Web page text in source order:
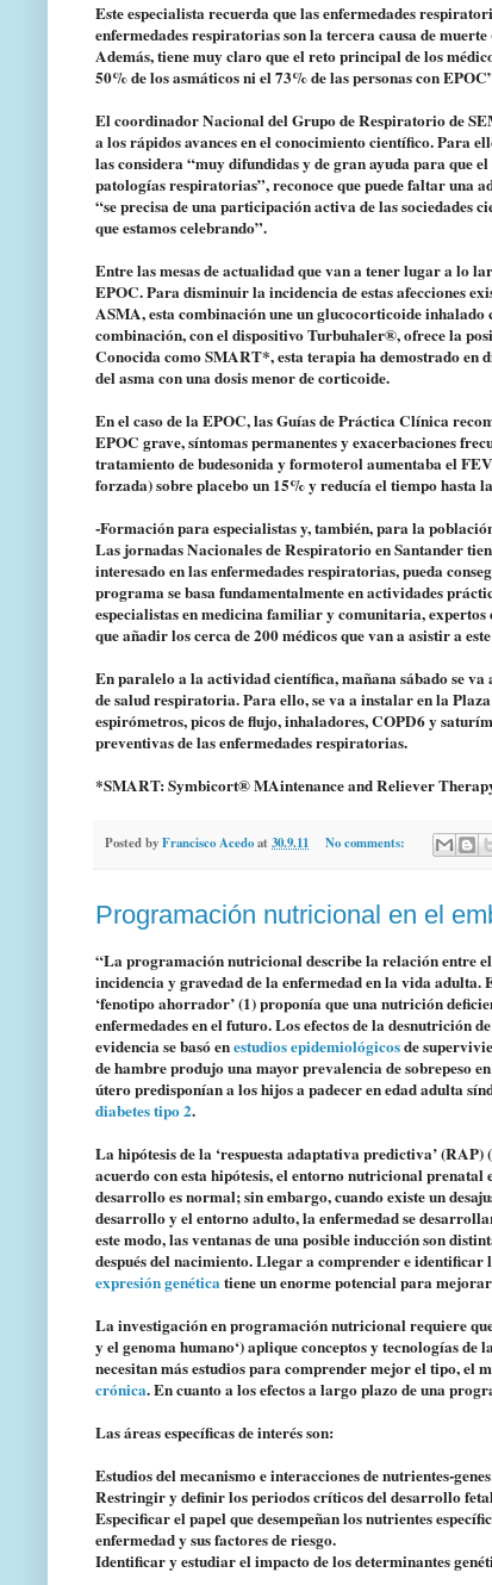
Este especialista recuerda que las enfermedades
enfermedades respiratorias son la tercera causa de
Además, tiene muy claro que el reto principal de los
50% de los asmáticos ni el 73% de las personas con
El coordinador Nacional del Grupo de Respiratorio de
a los rápidos avances en el conocimiento científico. Para
las considera “muy difundidas y de gran ayuda para que
patologías respiratorias”, reconoce que puede faltar una
“se precisa de una participación activa de las sociedades
que estamos celebrando”.
Entre las mesas de actualidad que van a tener lugar a lo
EPOC. Para disminuir la incidencia de estas afecciones
ASMA, esta combinación une un glucocorticoide
combinación, con el dispositivo Turbuhaler®, ofrece la
Conocida como SMART*, esta terapia ha demostrado en
del asma con una dosis menor de corticoide.
En el caso de la EPOC, las Guías de Práctica Clínica
EPOC grave, síntomas permanentes y exacerbaciones
tratamiento de budesonida y formoterol aumentaba el
forzada) sobre placebo un 15% y reducía el tiempo hasta
-Formación para especialistas y, también, para la
Las jornadas Nacionales de Respiratorio en Santander
interesado en las enfermedades respiratorias, pueda
programa se basa fundamentalmente en actividades
especialistas en medicina familiar y comunitaria,
que añadir los cerca de 200 médicos que van a asistir a
En paralelo a la actividad científica, mañana sábado se
de salud respiratoria. Para ello, se va a instalar en la
espirómetros, picos de flujo, inhaladores, COPD6 y
preventivas de las enfermedades respiratorias.
*SMART: Symbicort® MAintenance and Reliever
Posted byFrancisco Acedoat 30.9.11 No comments:
Programación nutricional en el
“La programación nutricional describe la relación entre
incidencia y gravedad de la enfermedad en la vida
‘fenotipo ahorrador’ (1) proponía que una nutrición
enfermedades en el futuro. Los efectos de la desnutrición
evidencia se basó enestudios epidemiológicosde
de hambre produjo una mayor prevalencia de sobrepeso
útero predisponían a los hijos a padecer en edad adulta
diabetes tipo 2.
La hipótesis de la ‘respuesta adaptativa predictiva’
acuerdo con esta hipótesis, el entorno nutricional prenatal
desarrollo es normal; sin embargo, cuando existe un
desarrollo y el entorno adulto, la enfermedad se
este modo, las ventanas de una posible inducción son
después del nacimiento. Llegar a comprender e
expresión genéticatiene un enorme potencial para
La investigación en programación nutricional requiere
y el genoma humano‘) aplique conceptos y tecnologías
necesitan más estudios para comprender mejor el tipo, el
crónica. En cuanto a los efectos a largo plazo de una
Las áreas específicas de interés son:
Estudios del mecanismo e interacciones de nutrientes-
Restringir y definir los periodos críticos del desarrollo
Especificar el papel que desempeñan los nutrientes
enfermedad y sus factores de riesgo.
Identificar y estudiar el impacto de los determinantes